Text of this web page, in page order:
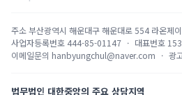
주소부산광역시 해운대구 해운대로 554 라온제
사업자등록번호 444-85-01147 · 대표번호
이메일문의 hanbyungchul@naver.com · 광
법무법인 대한중앙의 주요 상담지역